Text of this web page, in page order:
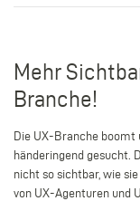
Mehr
Branche!
Die UX-Branche
händeringend gesucht.
nicht so sichtbar, wie
von UX-Agenturen und